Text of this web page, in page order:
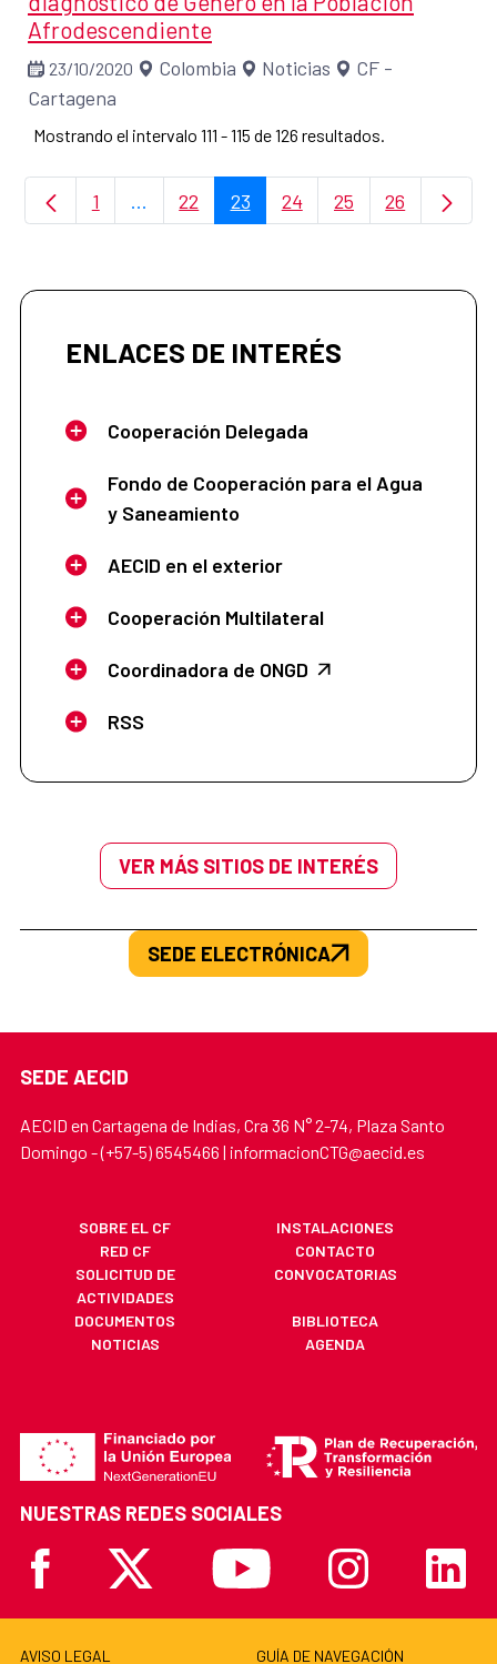
Afrodescendiente
23/10/2020 Colombia Noticias
CF -
Cartagena
Mostrando el intervalo 111 - 115 de 126 resultados.
Página
1 ...Páginas intermedias Use TAB para
Página
22 Página
23 Página
24 Página
25 Página
26
ENLACES DE INTERÉS
Cooperación Delegada
Fondo de Cooperación para el Agua
y Saneamiento
AECID en el exterior
Cooperación Multilateral
Coordinadora de ONGD
RSS
VER MÁS SITIOS DE INTERÉS
SEDE ELECTRÓNICA
SEDE AECID
AECID en Cartagena de Indias, Cra 36 N° 2-74, Plaza Santo
Domingo - (+57-5) 6545466 | informacionCTG@aecid.es
SOBRE EL CF
INSTALACIONES
RED CF
CONTACTO
SOLICITUD DE
ACTIVIDADES
CONVOCATORIAS
DOCUMENTOS
BIBLIOTECA
NOTICIAS
AGENDA
NUESTRAS REDES SOCIALES
Facebook X Youtube Instagram Linkedin
AVISO LEGAL
GUÍA DE NAVEGACIÓN